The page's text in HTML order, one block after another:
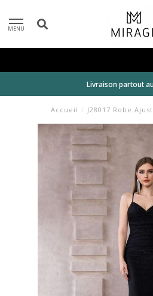
MENU
Livraison partout
Accueil / J28017 Robe